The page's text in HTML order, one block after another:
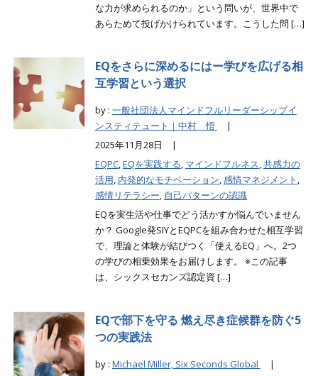
な力が求められるのか」という問いが、世界中で
あらためて投げかけられています。こうした問 […]
EQをさらに深めるにはー学びを広げる相
互学習という選択
by : 一般社団法人マインドフルリーダーシップイ
ンスティテュート｜中村 悟
|
2025年11月28日 |
EQPC,EQを実践する, マインドフルネス,共感力の
活用, 内発的なモチベーション,感情マネジメント ,
感情リテラシー, 自己パターンの認識
EQを実生活や仕事でどう活かすか悩んでいません
か？ Google発SIYとEQPCを組み合わせた相互学習
で、理論と体験が結びつく「使えるEQ」へ。2つ
の学びの相乗効果をお届けします。 ※この記事
は、シックスセカンズ認定資 […]
EQで部下を守る 燃え尽き症候群を防ぐ5
つの実践法
by : Michael Miller, Six Seconds Global
|